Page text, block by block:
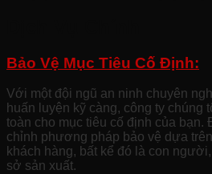
Bảo Vệ Mục Tiêu Cố Định:
Với một đội ngũ an ninh chuyên
huấn luyện kỹ càng, công ty chúng
toàn cho mục tiêu cố định của bạn.
chỉnh phương pháp bảo vệ dựa
khách hàng, bất kể đó là con
sở sản xuất.